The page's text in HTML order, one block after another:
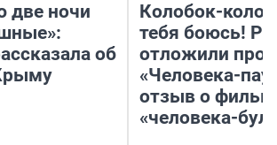
две ночи
об
Колобок-
тебя боюсь!
отложили
«Человека-
отзыв о
«человека-